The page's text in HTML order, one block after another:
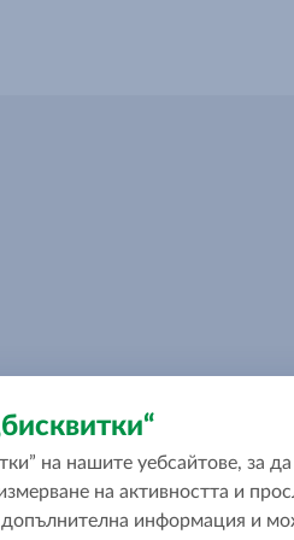
на нашите уебсайтове,
на активността и
информация и